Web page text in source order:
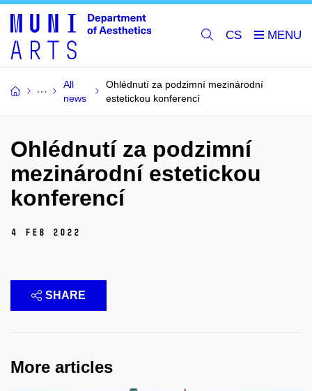
CS
All
news
Ohlédnutí za podzimní mezinárodní
estetickou konferencí
Ohlédnutí za podzimní
mezinárodní estetickou
konferencí
4 Feb 2022
SHARE
More articles